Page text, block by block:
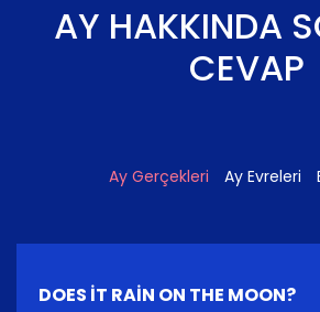
AY HAKKINDA
CEVAP
Ay Gerçekleri Ay Evreleri
DOES IT RAIN ON THE MOON?